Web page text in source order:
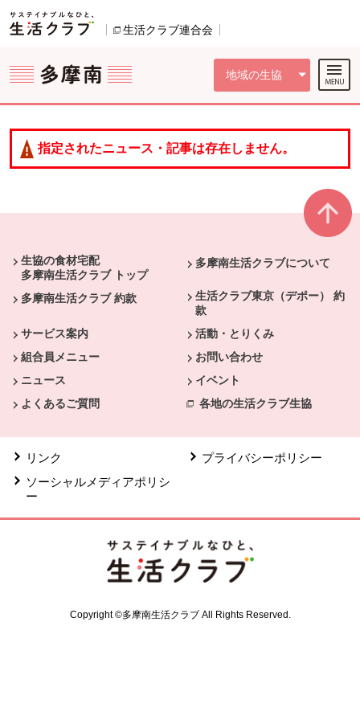
ページの先頭です。
生活クラブ連合会
地域の生協
ここからサイト内共通メニューです。
サイト内共通メニューをスキップする
サイト内共通メニューここまで。
指定されたニュース・記事は存在しません。
生協の食材宅配
多摩南生活クラブ トップ
多摩南生活クラブについて
多摩南生活クラブ 約款
生活クラブ東京（デポー） 約
款
サービス案内
活動・とりくみ
組合員メニュー
お問い合わせ
ニュース
イベント
よくあるご質問
各地の生活クラブ生協
リンク
プライバシーポリシー
ソーシャルメディアポリシ
ー
Copyright ©多摩南生活クラブ All Rights Reserved.